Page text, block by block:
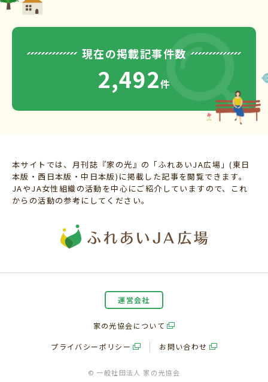
現在の掲載記事件数
2,492件
本サイトでは、月刊誌『家の光』の「ふれあいJA広場」(東日
本版・西日本版・中日本版)に掲載した記事を閲覧できます。
JAやJA女性組織の活動を中心にご紹介していますので、これ
からの活動の参考にしてください。
運営会社
家の光協会について
プライバシーポリシー お問い合わせ
© 一般社団法人 家の光協会